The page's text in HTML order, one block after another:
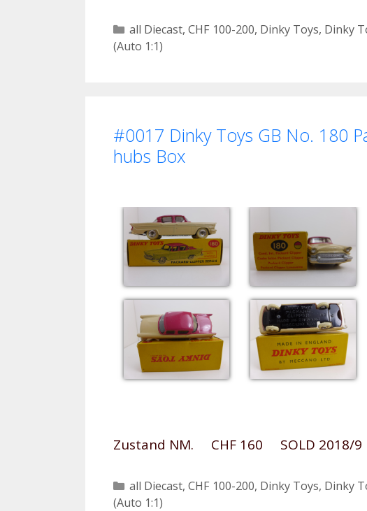
Kategorien
all Diecast, CHF 100-200, Dinky Toys, Dinky
(Auto 1:1)
#0017 Dinky Toys GB No. 180
hubs Box
Zustand NM. CHF 160 SOLD 2018/9
Kategorien
all Diecast, CHF 100-200, Dinky Toys, Dinky
(Auto 1:1)